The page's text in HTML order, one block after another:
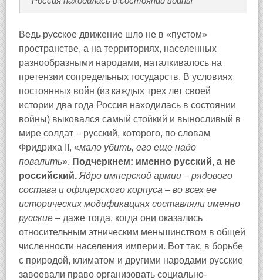
Ведь русское движение шло не в «пустом»
пространстве, а на территориях, населенных
разнообразными народами, наталкивалось на
претензии сопредельных государств. В условиях
постоянных войн (из каждых трех лет своей
истории два года Россия находилась в состоянии
войны) выковался самый стойкий и выносливый в
мире солдат – русский, которого, по словам
Фридриха II, «мало убить, его еще надо
повалить». Подчеркнем: именно русский, а не
российский. Ядро имперской армии – рядового
состава и офицерского корпуса – во всех ее
исторических модификациях составляли именно
русские – даже тогда, когда они оказались
относительным этническим меньшинством в общей
численности населения империи. Вот так, в борьбе
с природой, климатом и другими народами русские
завоевали право организовать социально-